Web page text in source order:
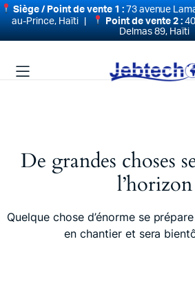
Siège / Point de vente 1 :73 avenue
au-Prince, Haïti |
Point de vente 2 :
Delmas 89, Haïti
De grandes choses
l’horizon
Quelque chose d’énorme se
en chantier et sera